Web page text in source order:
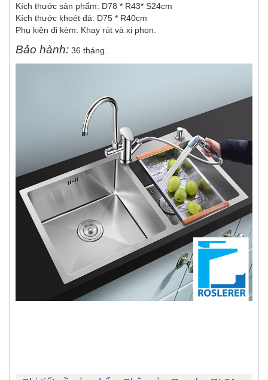
Kích thước sản phẩm: D78 * R43* S24cm
Kích thước khoét đá: D75 * R40cm
Phụ kiện đi kèm: Khay rút và xi phon.
Bảo hành: 36 tháng.